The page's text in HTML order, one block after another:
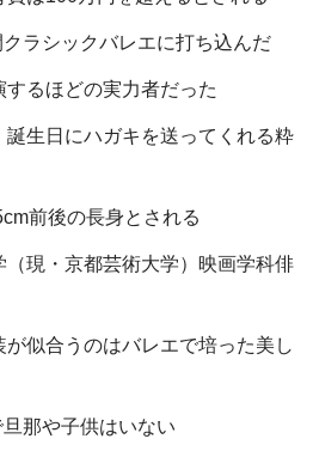
ラシックバレエに打ち込んだ
るほどの実力者だった
生日にハガキを送ってくれる粋
前後の長身とされる
現・京都芸術大学）映画学科俳
似合うのはバレエで培った美し
那や子供はいない